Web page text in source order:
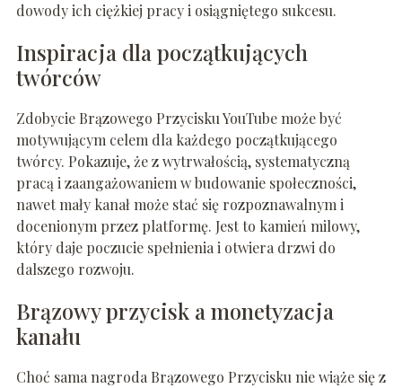
dowody ich ciężkiej pracy i osiągniętego sukcesu.
Inspiracja dla początkujących
twórców
Zdobycie Brązowego Przycisku YouTube może być
motywującym celem dla każdego początkującego
twórcy. Pokazuje, że z wytrwałością, systematyczną
pracą i zaangażowaniem w budowanie społeczności,
nawet mały kanał może stać się rozpoznawalnym i
docenionym przez platformę. Jest to kamień milowy,
który daje poczucie spełnienia i otwiera drzwi do
dalszego rozwoju.
Brązowy przycisk a monetyzacja
kanału
Choć sama nagroda Brązowego Przycisku nie wiąże się z